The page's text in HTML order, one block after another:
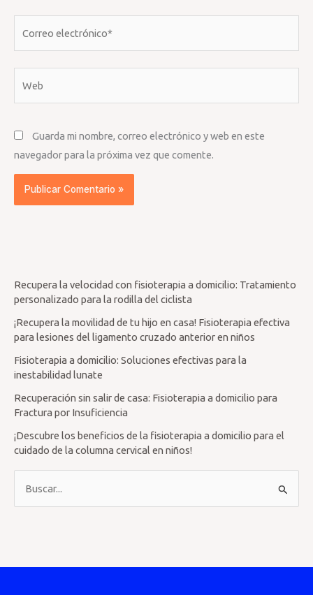
Guarda mi nombre, correo electrónico y web en este
navegador para la próxima vez que comente.
Recupera la velocidad con fisioterapia a domicilio: Tratamiento
personalizado para la rodilla del ciclista
¡Recupera la movilidad de tu hijo en casa! Fisioterapia efectiva
para lesiones del ligamento cruzado anterior en niños
Fisioterapia a domicilio: Soluciones efectivas para la
inestabilidad lunate
Recuperación sin salir de casa: Fisioterapia a domicilio para
Fractura por Insuficiencia
¡Descubre los beneficios de la fisioterapia a domicilio para el
cuidado de la columna cervical en niños!